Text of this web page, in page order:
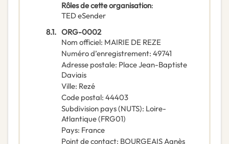
Rôles de cette organisation:
TED eSender
8.1. ORG-0002
Nom officiel: MAIRIE DE REZE
Numéro d’enregistrement: 49741
Adresse postale: Place Jean-Baptiste
Daviais
Ville: Rezé
Code postal: 44403
Subdivision pays (NUTS): Loire-
Atlantique(FRG01)
Pays: France
Point de contact: BOURGEAIS Agnès